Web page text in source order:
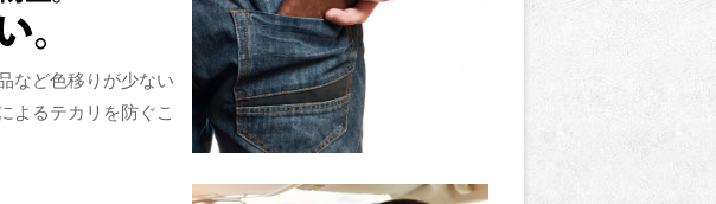
など色移りが少ない
よるテカリを防ぐこ